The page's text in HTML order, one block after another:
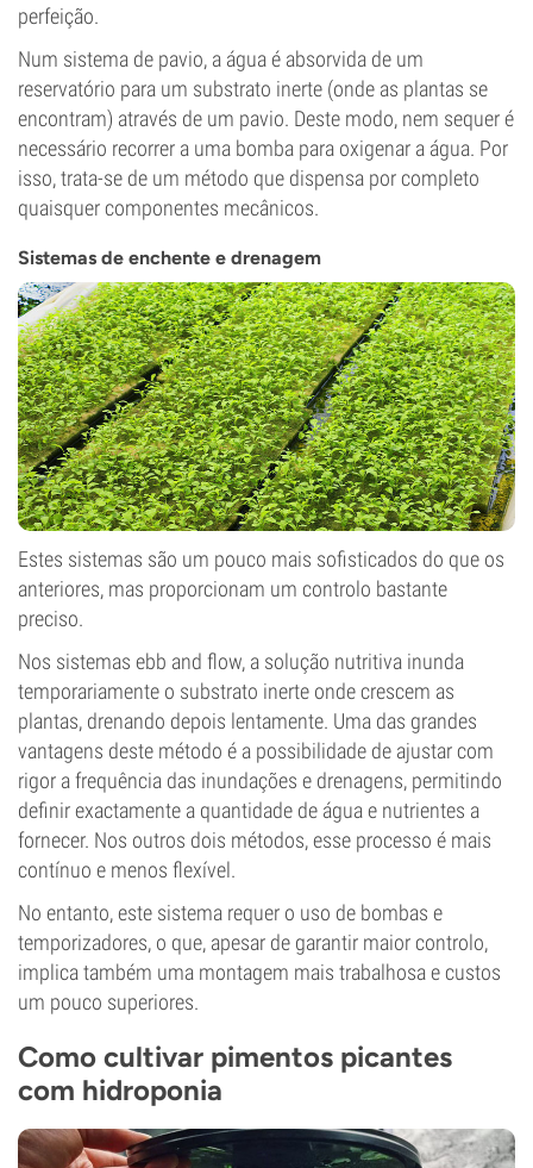
perfeição.
Num sistema de pavio, a água é absorvida de um
reservatório para um substrato inerte (onde as plantas se
encontram) através de um pavio. Deste modo, nem sequer é
necessário recorrer a uma bomba para oxigenar a água. Por
isso, trata-se de um método que dispensa por completo
quaisquer componentes mecânicos.
Sistemas de enchente e drenagem
Estes sistemas são um pouco mais sofisticados do que os
anteriores, mas proporcionam um controlo bastante
preciso.
Nos sistemas ebb and flow, a solução nutritiva inunda
temporariamente o substrato inerte onde crescem as
plantas, drenando depois lentamente. Uma das grandes
vantagens deste método é a possibilidade de ajustar com
rigor a frequência das inundações e drenagens, permitindo
definir exactamente a quantidade de água e nutrientes a
fornecer. Nos outros dois métodos, esse processo é mais
contínuo e menos flexível.
No entanto, este sistema requer o uso de bombas e
temporizadores, o que, apesar de garantir maior controlo,
implica também uma montagem mais trabalhosa e custos
um pouco superiores.
Como cultivar pimentos picantes
com hidroponia